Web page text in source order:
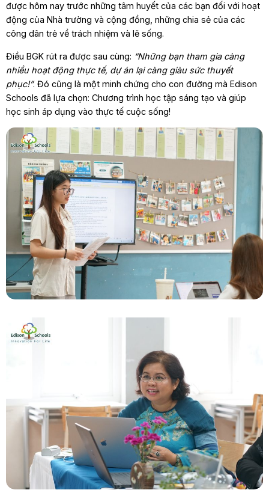
được hôm nay trước những tâm huyết của các bạn đối với hoạt
động của Nhà trường và cộng đồng, những chia sẻ của các
công dân trẻ về trách nhiệm và lẽ sống.
Điều BGK rút ra được sau cùng: “Những bạn tham gia càng
nhiều hoạt động thực tế, dự án lại càng giàu sức thuyết
phục!”. Đó cũng là một minh chứng cho con đường mà Edison
Schools đã lựa chọn: Chương trình học tập sáng tạo và giúp
học sinh áp dụng vào thực tế cuộc sống!